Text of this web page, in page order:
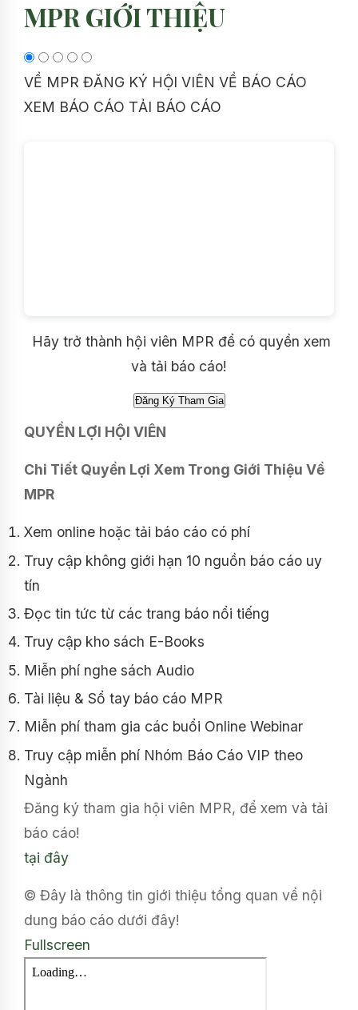
MPR GIỚI THIỆU
VỀ MPR ĐĂNG KÝ HỘI VIÊN VỀ BÁO CÁO
XEM BÁO CÁO TẢI BÁO CÁO
Hãy trở thành hội viên MPR để có quyền xem
và tải báo cáo!
QUYỀN LỢI HỘI VIÊN
Chi Tiết Quyền Lợi Xem Trong Giới Thiệu Về
MPR
Xem online hoặc tải báo cáo có phí
Truy cập không giới hạn 10 nguồn báo cáo uy
tín
Đọc tin tức từ các trang báo nổi tiếng
Truy cập kho sách E-Books
Miễn phí nghe sách Audio
Tài liệu & Sổ tay báo cáo MPR
Miễn phí tham gia các buổi Online Webinar
Truy cập miễn phí Nhóm Báo Cáo VIP theo
Ngành
Đăng ký tham gia hội viên MPR, để xem và tải
báo cáo!
tại đây
© Đây là thông tin giới thiệu tổng quan về nội
dung báo cáo dưới đây!
Fullscreen